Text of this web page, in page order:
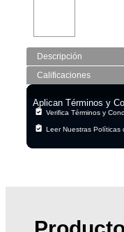
Descripción
Calificaciones
Aplican Términos y
Verifica Términos y
Leer Nuestras Políticas